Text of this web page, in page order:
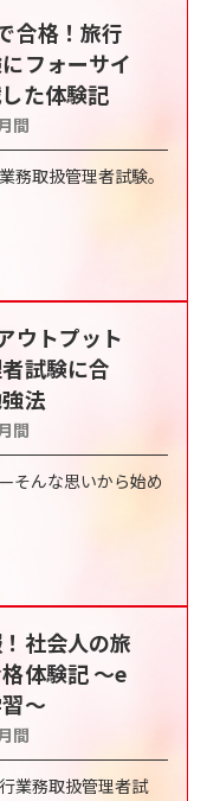
合格！旅行
フォーサイ
た体験記
間
務取扱管理者試験。
ウトプット
試験に合
法
間
そんな思いから始め
社会人の旅
体験記 〜e
〜
間
業務取扱管理者試